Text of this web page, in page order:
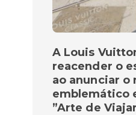
A Louis
reacender o
ao anunciar o
emblemático
”Arte de